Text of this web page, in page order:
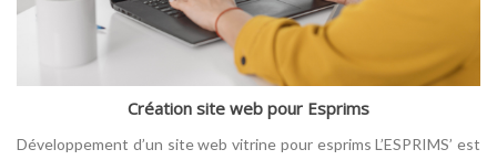
Création site web pour Esprims
Développement d’un site web vitrine pour esprims L’ESPRIMS’ est